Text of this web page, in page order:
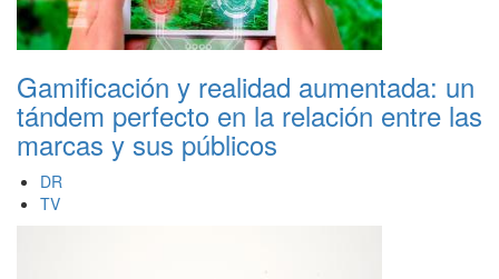
Gamificación y realidad aumentada: un
tándem perfecto en la relación entre las
marcas y sus públicos
DR
TV